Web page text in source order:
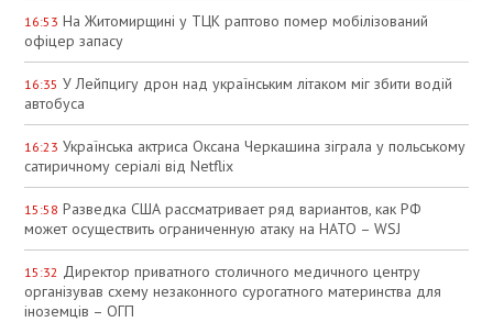
16:53 На Житомирщині у ТЦК раптово помер мобілізований
офіцер запасу
16:35 У Лейпцигу дрон над українським літаком міг збити водій
автобуса
16:23 Українська актриса Оксана Черкашина зіграла у польському
сатиричному серіалі від Netflix
15:58 Разведка США рассматривает ряд вариантов, как РФ
может осуществить ограниченную атаку на НАТО – WSJ
15:32 Директор приватного столичного медичного центру
організував схему незаконного сурогатного материнства для
іноземців – ОГП